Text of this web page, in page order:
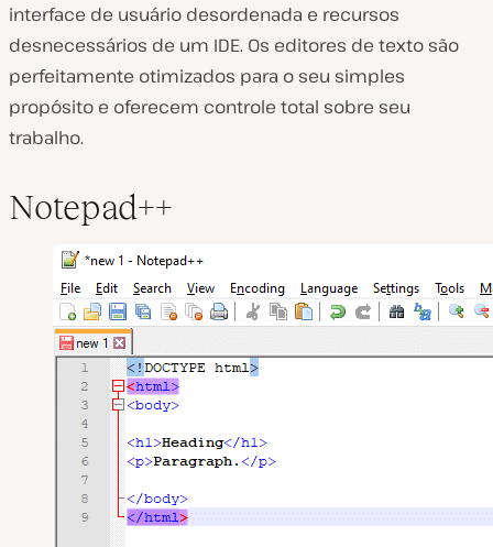
interface de usuário desordenada e recursos
desnecessários de um IDE. Os editores de texto são
perfeitamente otimizados para o seu simples
propósito e oferecem controle total sobre seu
trabalho.
Notepad++